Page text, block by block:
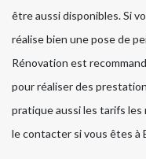
être aussi disponibles. Si
réalise bien une pose de
Rénovation est
pour réaliser des
pratique aussi les tarifs les
le contacter si vous êtes à